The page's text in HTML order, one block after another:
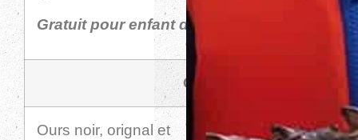
Gratuit pour enfant de 12 ans et moins
Chasse
Ours noir, orignal et
Prix sur demande